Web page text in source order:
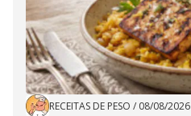
RECEITAS DE PESO / 08/08/2026